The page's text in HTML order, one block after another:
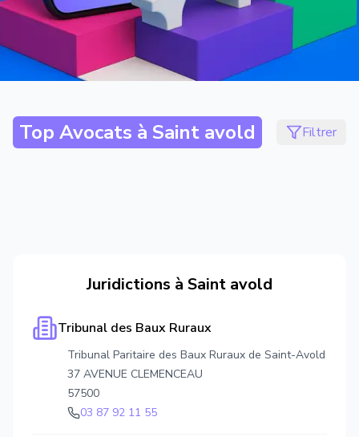
Top Avocats à Saint avold Filtrer
Juridictions à Saint avold
Tribunal des Baux Ruraux
Tribunal Paritaire des Baux Ruraux de Saint-Avold
37 AVENUE CLEMENCEAU
57500
03 87 92 11 55